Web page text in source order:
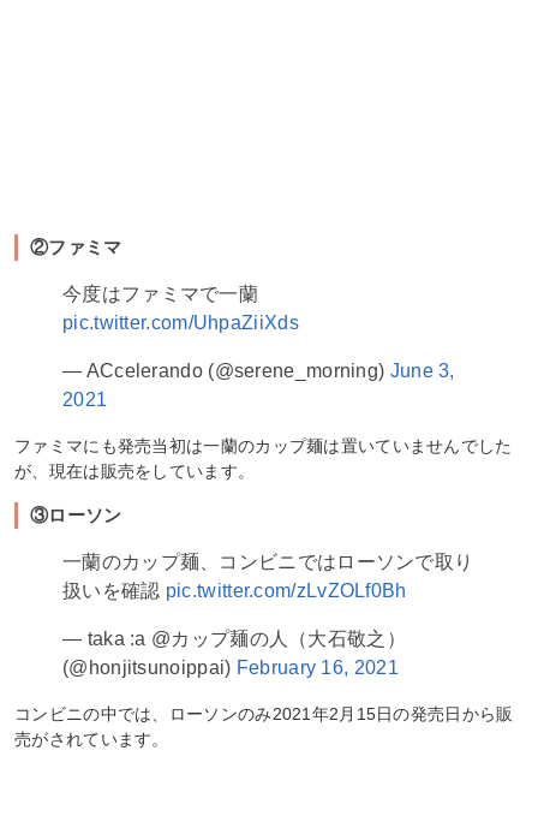
②ファミマ
今度はファミマで一蘭
pic.twitter.com/UhpaZiiXds
— ACcelerando (@serene_morning) June 3,
2021
ファミマにも発売当初は一蘭のカップ麺は置いていませんでした
が、現在は販売をしています。
③ローソン
一蘭のカップ麺、コンビニではローソンで取り
扱いを確認 pic.twitter.com/zLvZOLf0Bh
— taka :a @カップ麺の人（大石敬之）
(@honjitsunoippai) February 16, 2021
コンビニの中では、ローソンのみ2021年2月15日の発売日から販
売がされています。